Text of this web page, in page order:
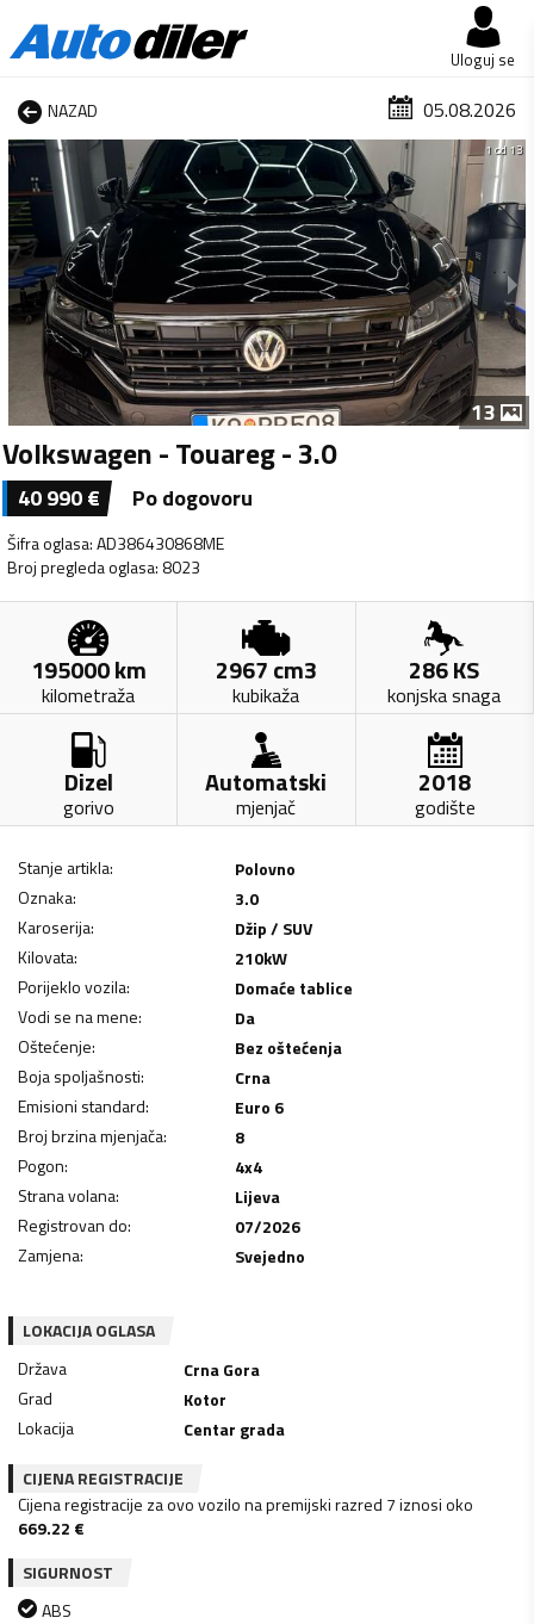
Uloguj se
NAZAD 05.08.2026
1 od 13
13
Volkswagen - Touareg - 3.0
40 990€ Po dogovoru
Šifra oglasa:AD386430868ME
Broj pregleda oglasa: 8023
195000km
kilometraža
2967cm3
kubikaža
286KS
konjska snaga
Dizel
gorivo
Automatski
mjenjač
2018
godište
Stanje artikla:
Polovno
Oznaka:
3.0
Karoserija:
Džip / SUV
Kilovata: 210kW
Porijeklo vozila:
Domaće tablice
Vodi se na mene:
Da
Oštećenje:
Bez oštećenja
Boja spoljašnosti:
Crna
Emisioni standard:
Euro 6
Broj brzina mjenjača:
8
Pogon:
4x4
Strana volana:
Lijeva
Registrovan do:
07/2026
Zamjena: Svejedno
LOKACIJA OGLASA
Država
Crna Gora
Grad
Kotor
Lokacija
Centar grada
CIJENA REGISTRACIJE
Cijena registracije za ovo vozilo na premijski razred 7 iznosi oko
669.22 €
SIGURNOST
ABS